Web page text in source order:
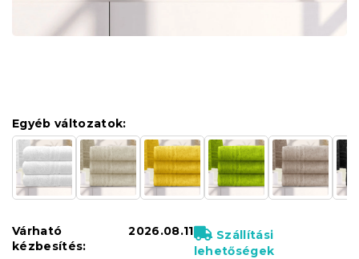
Egyéb változatok:
Várható
kézbesítés:
2026.08.11
Szállítási
lehetőségek